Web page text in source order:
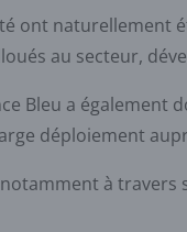
ont naturellement
au secteur,
Bleu a également
déploiement
à